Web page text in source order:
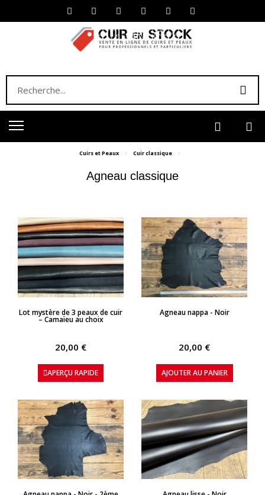
Cuirs et Peaux Cuir classique
Agneau classique
APERÇU RAPIDE
Lot mystère de 3 peaux de cuir
– Camaïeu au choix
20,00 €
APERÇU RAPIDE
APERÇU RAPIDE
Agneau nappa - Noir
20,00 €
AJOUTER AU PANIER
APERÇU RAPIDE APERÇU RAPIDE